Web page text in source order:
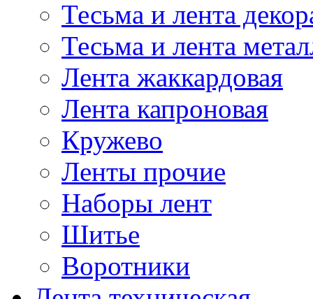
Тесьма и лента
Тесьма и лента
Лента жаккардовая
Лента капроновая
Кружево
Ленты прочие
Наборы лент
Шитье
Воротники